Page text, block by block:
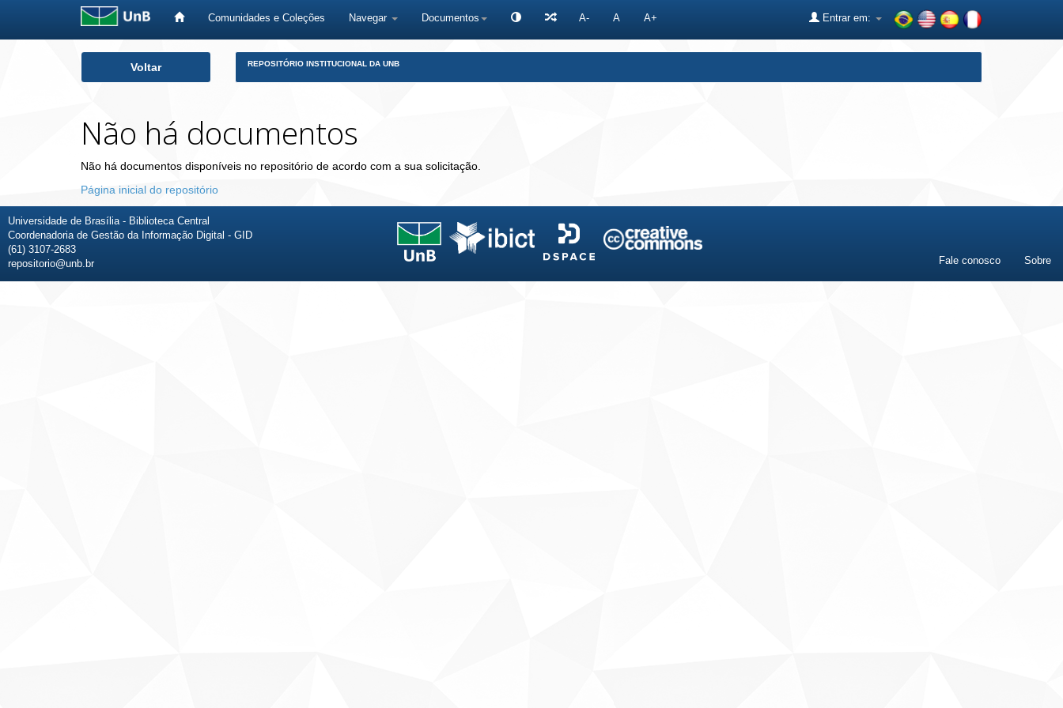
Comunidades e Coleções Navegar Documentos A- A A+ Entrar em:
Voltar REPOSITÓRIO INSTITUCIONAL DA UNB
Não há documentos
Não há documentos disponíveis no repositório de acordo com a sua solicitação.
Página inicial do repositório
Universidade de Brasília - Biblioteca Central
Coordenadoria de Gestão da Informação Digital - GID
(61) 3107-2683
repositorio@unb.br
Fale conosco Sobre